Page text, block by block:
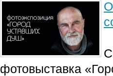
фотовыставка